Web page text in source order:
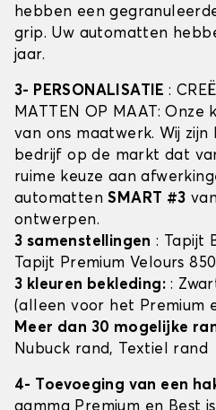
hebben een
grip. Uw automatten
jaar.
3- PERSONALISATIE:
MATTEN OP MAAT:
van ons maatwerk. Wij zijn
bedrijf op de markt dat
ruime keuze aan
automattenSMART #3
ontwerpen.
3 samenstellingen : Tapijt
Tapijt Premium Velours
3 kleuren bekleding: :
(alleen voor het Premium
Meer dan 30 mogelijke
Nubuck rand, Textiel rand
4- Toevoeging van een